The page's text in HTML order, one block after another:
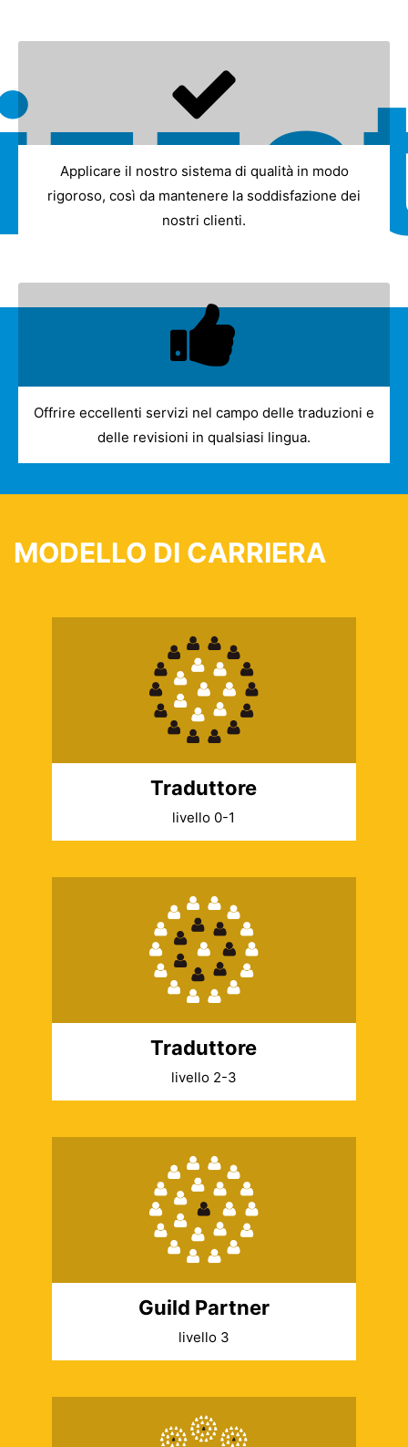
Applicare il nostro sistema di qualità in modo
rigoroso, così da mantenere la soddisfazione dei
nostri clienti.
Offrire eccellenti servizi nel campo delle traduzioni e
delle revisioni in qualsiasi lingua.
MODELLO DI CARRIERA
Traduttore
livello 0-1
Traduttore
livello 2-3
Guild Partner
livello 3